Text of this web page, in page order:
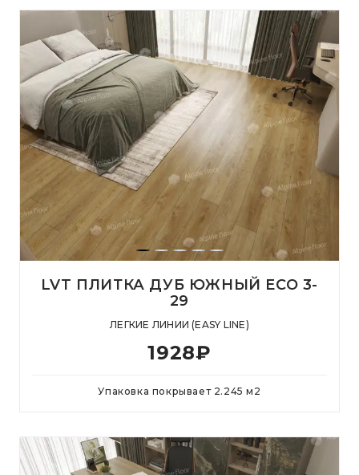
LVT ПЛИТКА ДУБ ЮЖНЫЙ ЕСО 3-
29
ЛЕГКИЕ ЛИНИИ (EASY LINE)
1928₽
Упаковка покрывает 2.245 м 2